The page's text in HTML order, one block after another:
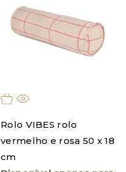
Rolo VIBES rolo
vermelho e rosa 50 x 18
cm